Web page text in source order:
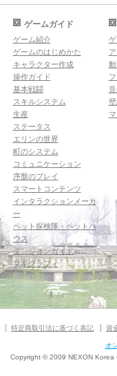
ゲームガイド
ゲーム紹介
ゲームのはじめかた
キャラクター作成
操作ガイド
基本戦闘
スキルシステム
生産
ステータス
エリンの世界
町のシステム
コミュニケーション
序盤のプレイ
スマートコンテンツ
インタラクションメーカ
ー
ペット探検隊・ペットハ
ウス
ダンジョンガイド
マギグラフィ
特定商取引法に基づく表記 資
オ
Copyright © 2009 NEXON Korea